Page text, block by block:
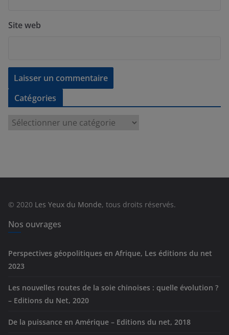
Site web
Catégories
e
© 2020 Les Yeux du Monde, tous droits réservés.
Nos ouvrages
Perspectives géopolitiques en Afrique, Les éditions du net
2023
Les nouvelles routes de la soie chinoises : quelle évolution ?
– Editions du Net, 2020
De la puissance en Amérique – Editions du net, 2018